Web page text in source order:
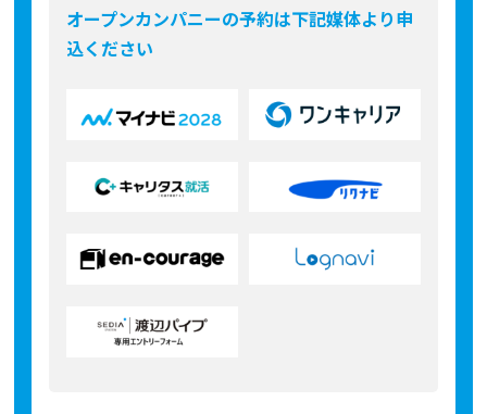
オープンカンパニーの予約は下記媒体より申
込ください